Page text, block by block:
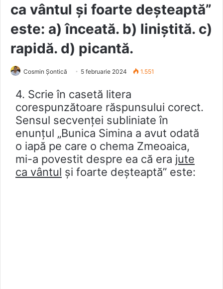
ca vântul și foarte deşteaptă”
este: a) înceată. b) liniştită. c)
rapidă. d) picantă.
Cosmin Șontică 5 februarie 2024 1.551
4. Scrie în casetă litera
corespunzătoare răspunsului corect.
Sensul secvenței subliniate în
enunțul „Bunica Simina a avut odată
o iapă pe care o chema Zmeoaica,
mi-a povestit despre ea că era jute
ca vântul și foarte deşteaptă” este: